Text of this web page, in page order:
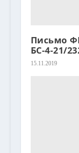
Письмо
БС-4-21/
15.11.2019